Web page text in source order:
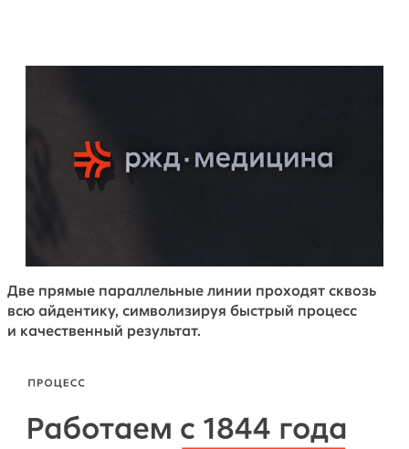
Две прямые параллельные линии проходят сквозь
всю айдентику, символизируя быстрый процесс
и качественный результат.